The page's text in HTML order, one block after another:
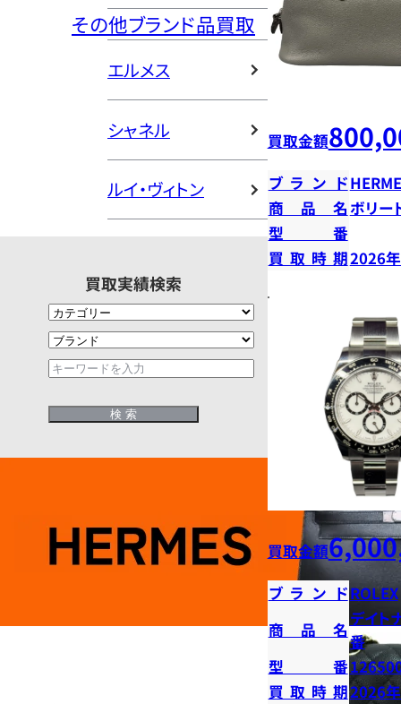
その他ブランド品買取
エルメス
シャネル
ルイ・ヴィトン
買取実績検索
買取金額
ブランド
商品名ボリー
型番
買取時期2026
買取金額
ブランドROLEX
商品名
デイ
番
型番
買取時期2026